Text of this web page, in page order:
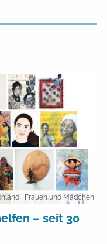
| Frauen und Mädchen
– seit 30